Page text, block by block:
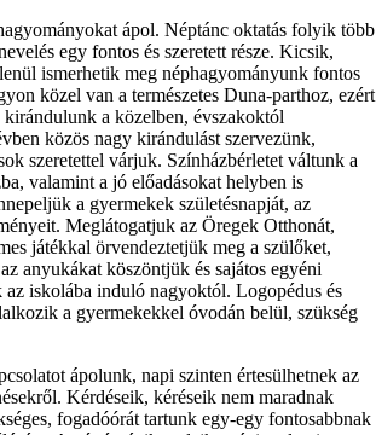
ápol. Néptánc oktatás folyik több
egy fontos és szeretett része. Kicsik,
ismerhetik meg néphagyományunk fontos
közel van a természetes Duna-parthoz, ezért
a közelben, évszakoktól
közös nagy kirándulást szervezünk,
szeretettel várjuk. Színházbérletet váltunk a
valamint a jó előadásokat helyben is
a gyermekek születésnapját, az
Meglátogatjuk az Öregek Otthonát,
játékkal örvendeztetjük meg a szülőket,
anyukákat köszöntjük és sajátos egyéni
az iskolába induló nagyoktól. Logopédus és
a gyermekekkel óvodán belül, szükség
ápolunk, napi szinten értesülhetnek az
Kérdéseik, kéréseik nem maradnak
fogadóórát tartunk egy-egy fontosabbnak